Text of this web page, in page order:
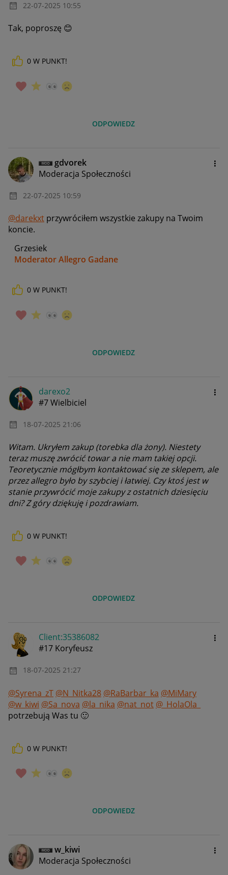
‎22-07-2025 10:55
Tak, poproszę 😊
0 W PUNKT!
ODPOWIEDZ
gdvorek
Moderacja Społeczności
‎22-07-2025 10:59
@darekxt przywróciłem wszystkie zakupy na Twoim
koncie.
Grzesiek
Moderator Allegro Gadane
0 W PUNKT!
ODPOWIEDZ
darexo2
#7 Wielbiciel
‎18-07-2025 21:06
Witam. Ukryłem zakup (torebka dla żony). Niestety
teraz muszę zwrócić towar a nie mam takiej opcji.
Teoretycznie mógłbym kontaktować się ze sklepem, ale
przez allegro było by szybciej i łatwiej. Czy ktoś jest w
stanie przywrócić moje zakupy z ostatnich dziesięciu
dni? Z góry dziękuję i pozdrawiam.
0 W PUNKT!
ODPOWIEDZ
Client:35386082
#17 Koryfeusz
‎18-07-2025 21:27
@Syrena_zT @N_Nitka28 @RaBarbar_ka @MiMary
@w_kiwi @Sa_nova @la_nika @nat_not @_HolaOla_
potrzebują Was tu 🙂
0 W PUNKT!
ODPOWIEDZ
w_kiwi
Moderacja Społeczności